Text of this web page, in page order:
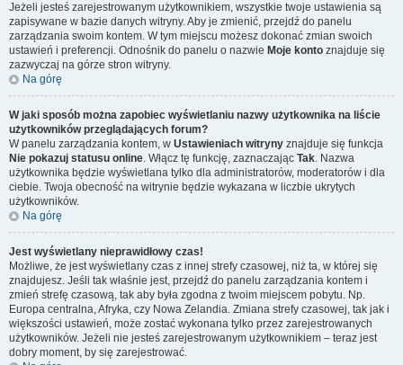
Jeżeli jesteś zarejestrowanym użytkownikiem, wszystkie twoje ustawienia są
zapisywane w bazie danych witryny. Aby je zmienić, przejdź do panelu
zarządzania swoim kontem. W tym miejscu możesz dokonać zmian swoich
ustawień i preferencji. Odnośnik do panelu o nazwie Moje konto znajduje się
zazwyczaj na górze stron witryny.
Na górę
W jaki sposób można zapobiec wyświetlaniu nazwy użytkownika na liście
użytkowników przeglądających forum?
W panelu zarządzania kontem, w Ustawieniach witryny znajduje się funkcja
Nie pokazuj statusu online. Włącz tę funkcję, zaznaczając Tak. Nazwa
użytkownika będzie wyświetlana tylko dla administratorów, moderatorów i dla
ciebie. Twoja obecność na witrynie będzie wykazana w liczbie ukrytych
użytkowników.
Na górę
Jest wyświetlany nieprawidłowy czas!
Możliwe, że jest wyświetlany czas z innej strefy czasowej, niż ta, w której się
znajdujesz. Jeśli tak właśnie jest, przejdź do panelu zarządzania kontem i
zmień strefę czasową, tak aby była zgodna z twoim miejscem pobytu. Np.
Europa centralna, Afryka, czy Nowa Zelandia. Zmiana strefy czasowej, tak jak i
większości ustawień, może zostać wykonana tylko przez zarejestrowanych
użytkowników. Jeżeli nie jesteś zarejestrowanym użytkownikiem – teraz jest
dobry moment, by się zarejestrować.